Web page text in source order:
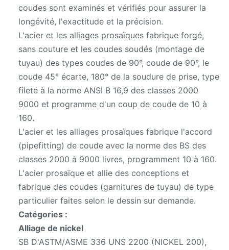
coudes sont examinés et vérifiés pour assurer la
longévité, l'exactitude et la précision.
L'acier et les alliages prosaïques fabrique forgé,
sans couture et les coudes soudés (montage de
tuyau) des types coudes de 90°, coude de 90°, le
coude 45° écarte, 180° de la soudure de prise, type
fileté à la norme ANSI B 16,9 des classes 2000
9000 et programme d'un coup de coude de 10 à
160.
L'acier et les alliages prosaïques fabrique l'accord
(pipefitting) de coude avec la norme des BS des
classes 2000 à 9000 livres, programment 10 à 160.
L'acier prosaïque et allie des conceptions et
fabrique des coudes (garnitures de tuyau) de type
particulier faites selon le dessin sur demande.
Catégories :
Alliage de nickel
SB D'ASTM/ASME 336 UNS 2200 (NICKEL 200),